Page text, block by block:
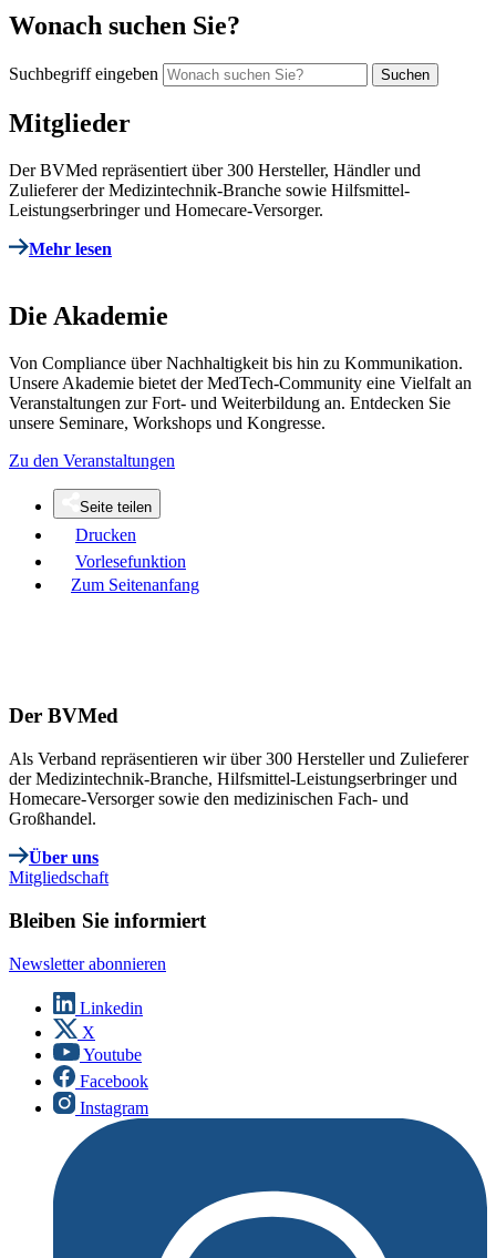
Wonach suchen Sie?
Suchbegriff eingeben
Mitglieder
Der BVMed repräsentiert über 300 Hersteller, Händler und
Zulieferer der Medizintechnik-Branche sowie Hilfsmittel-
Leistungserbringer und Homecare-Versorger.
Mehr lesen
Die Akademie
Von Compliance über Nachhaltigkeit bis hin zu Kommunikation.
Unsere Akademie bietet der MedTech-Community eine Vielfalt an
Veranstaltungen zur Fort- und Weiterbildung an. Entdecken Sie
unsere Seminare, Workshops und Kongresse.
Zu den Veranstaltungen
Seite teilen
Drucken
Vorlesefunktion
Zum Seitenanfang
Der BVMed
Als Verband repräsentieren wir über 300 Hersteller und Zulieferer
der Medizintechnik-Branche, Hilfsmittel-Leistungserbringer und
Homecare-Versorger sowie den medizinischen Fach- und
Großhandel.
Über uns
Mitgliedschaft
Bleiben Sie informiert
Newsletter abonnieren
Linkedin
X
Youtube
Facebook
Instagram